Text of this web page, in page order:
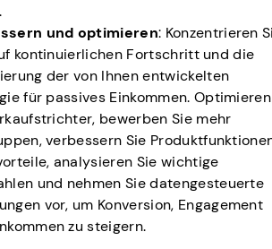
und optimieren: Konzentrieren
kontinuierlichen Fortschritt und die
der von Ihnen entwickelten
für passives Einkommen. Optimieren
bewerben Sie mehr
verbessern Sie
analysieren Sie wichtige
und nehmen Sie datengesteuerte
vor, um Konversion, Engagement
zu steigern.